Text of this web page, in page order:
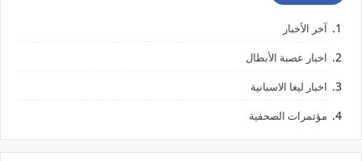
آخر الأخبار
اخبار عصبة الأبطال
اخبار ليغا الاسبانية
مؤتمرات الصحفية